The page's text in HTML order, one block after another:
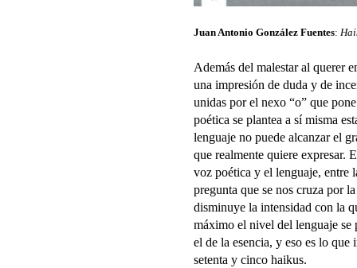
Juan Antonio González Fuentes:
Además del malestar al querer
una impresión de duda y de
unidas por el nexo “o” que
poética se plantea a sí misma
lenguaje no puede alcanzar el
que realmente quiere expresar.
voz poética y el lenguaje, entre
pregunta que se nos cruza por
disminuye la intensidad con la
máximo el nivel del lenguaje se
el de la esencia, y eso es lo que
setenta y cinco haikus.